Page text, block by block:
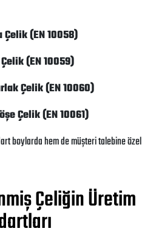
Çelik (EN 10058)
(EN 10059)
Çelik (EN 10060)
Çelik (EN 10061)
boylarda hem de müşteri talebine özel
Çeliğin Üretim